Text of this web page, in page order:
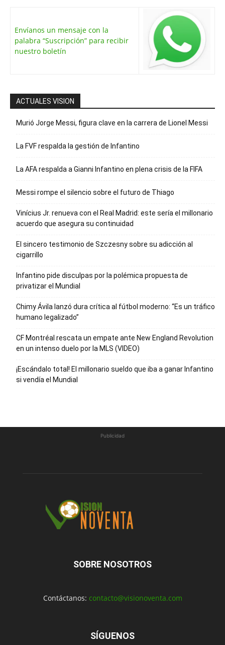
Envíanos un mensaje con la
palabra “Suscripción” para recibir
nuestro boletín
ACTUALES VISION
Murió Jorge Messi, figura clave en la carrera de Lionel Messi
La FVF respalda la gestión de Infantino
La AFA respalda a Gianni Infantino en plena crisis de la FIFA
Messi rompe el silencio sobre el futuro de Thiago
Vinícius Jr. renueva con el Real Madrid: este sería el millonario
acuerdo que asegura su continuidad
El sincero testimonio de Szczesny sobre su adicción al
cigarrillo
Infantino pide disculpas por la polémica propuesta de
privatizar el Mundial
Chimy Ávila lanzó dura crítica al fútbol moderno: “Es un tráfico
humano legalizado”
CF Montréal rescata un empate ante New England Revolution
en un intenso duelo por la MLS (VIDEO)
¡Escándalo total! El millonario sueldo que iba a ganar Infantino
si vendía el Mundial
Publicidad
SOBRE NOSOTROS
Contáctanos: contacto@visionoventa.com
SÍGUENOS